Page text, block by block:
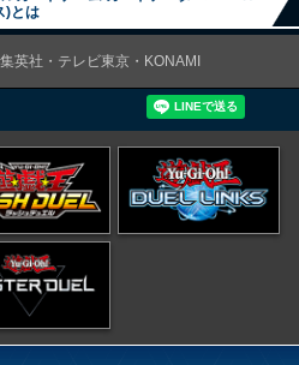
)とは
英社・テレビ東京・KONAMI